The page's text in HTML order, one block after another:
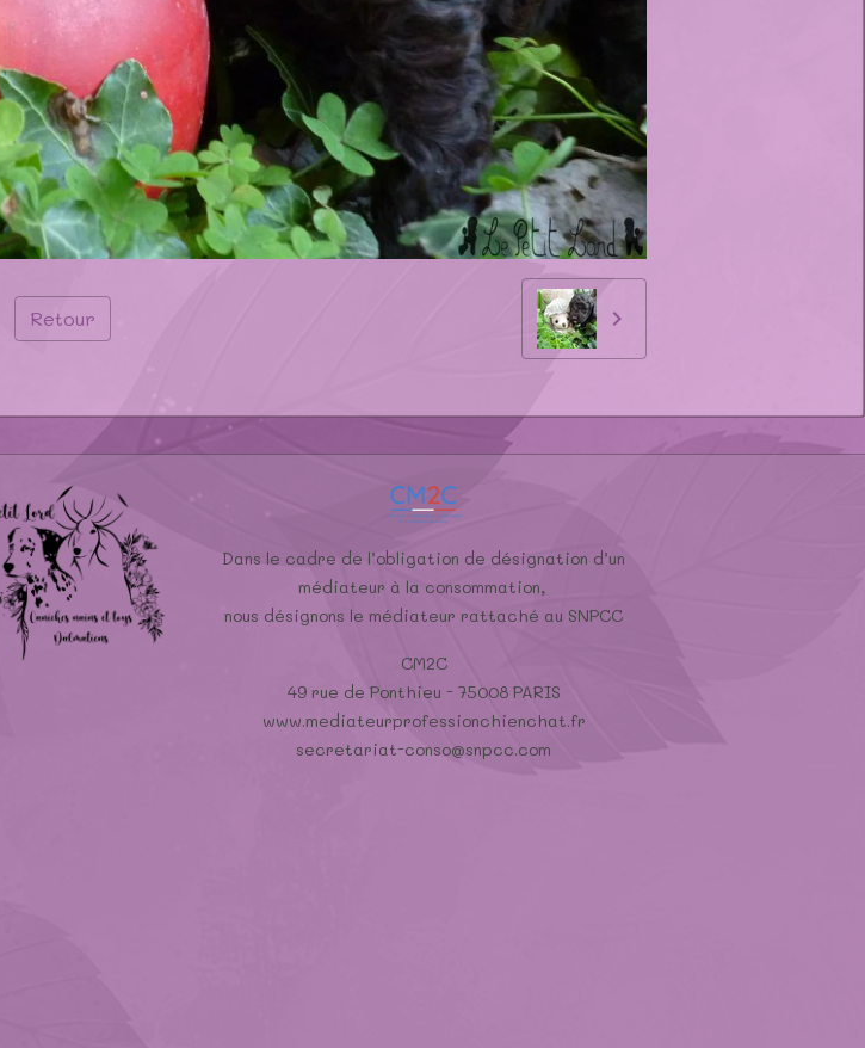
Retour
Dans le cadre de l’obligation de désignation d’un
médiateur à la consommation,
nous désignons le médiateur rattaché au SNPCC
CM2C
49 rue de Ponthieu - 75008 PARIS
www.mediateurprofessionchienchat.fr
secretariat-conso@snpcc.com